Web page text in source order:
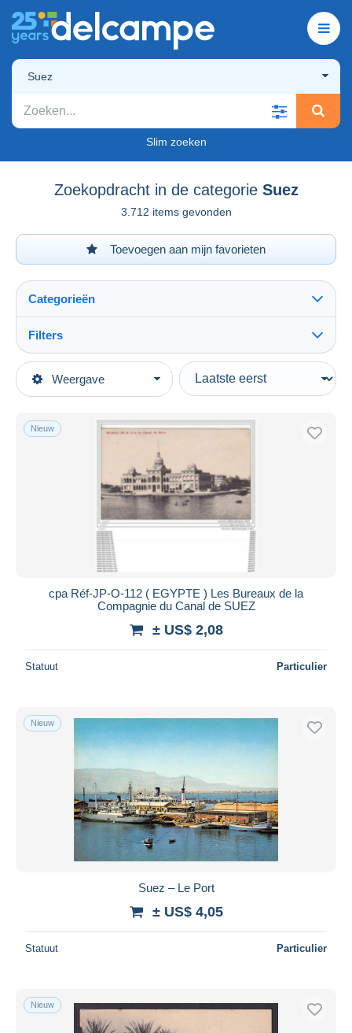
Suez
Slim zoeken
Zoekopdracht in de categorie Suez
3.712 items gevonden
Toevoegen aan mijn favorieten
Weergave
Categorieën
Topcategorieën
Afrika
Filters
Type verkopen
Actief
Vaste prijs
Veilingen zonder biedingen
Veilinghuizen
Alle looptijden
Eindigt binnen
Prijs
Gratis levering
Betaalmiddelen
Bankoverschrijving
Visa
Mastercard
Bancontact
Woonplaats van de verkoper
Nieuw
cpa Réf-JP-O-112 ( EGYPTE ) Les Bureaux de la
Compagnie du Canal de SUEZ
± US$ 2,08
Statuut Particulier
Nieuw
Suez – Le Port
± US$ 4,05
Statuut Particulier
Nieuw